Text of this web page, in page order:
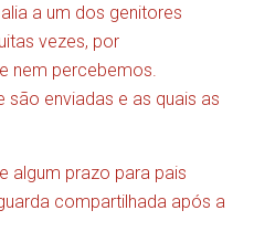
a um dos genitores
vezes, por
nem percebemos.
são enviadas e as quais as
algum prazo para pais
compartilhada após a